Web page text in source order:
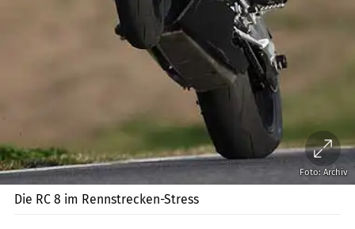
Foto: Archiv
Die RC 8 im Rennstrecken-Stress